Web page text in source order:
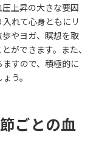
上昇の大きな要因
れて心身ともにリ
やヨガ、瞑想を取
ができます。また、
すので、積極的に
う。
ごとの血